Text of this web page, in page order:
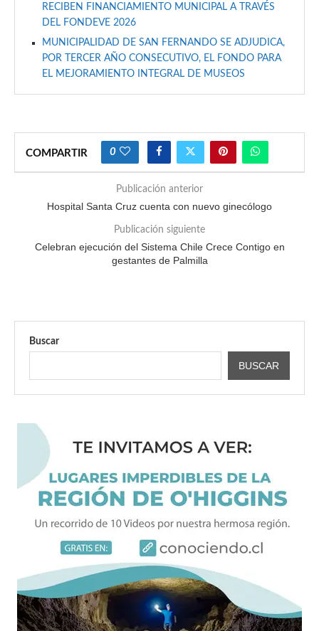
RECIBEN FINANCIAMIENTO MUNICIPAL A TRAVÉS
DEL FONDEVE 2026
MUNICIPALIDAD DE SAN FERNANDO SE ADJUDICA,
POR TERCER AÑO CONSECUTIVO, EL FONDO PARA
EL MEJORAMIENTO INTEGRAL DE MUSEOS
COMPARTIR 0
Publicación anterior
Hospital Santa Cruz cuenta con nuevo ginecólogo
Publicación siguiente
Celebran ejecución del Sistema Chile Crece Contigo en
gestantes de Palmilla
Buscar
BUSCAR